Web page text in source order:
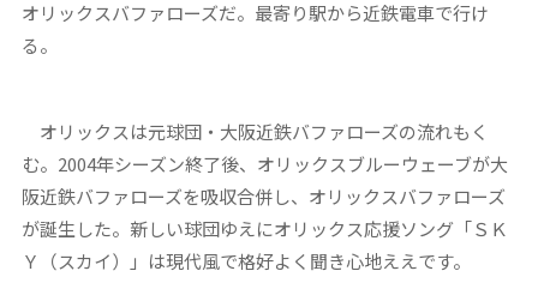
オリックスバファローズだ。最寄り駅から近鉄電車で行け
る。
オリックスは元球団・大阪近鉄バファローズの流れもく
む。2004年シーズン終了後、オリックスブルーウェーブが大
阪近鉄バファローズを吸収合併し、オリックスバファローズ
が誕生した。新しい球団ゆえにオリックス応援ソング「ＳＫ
Ｙ（スカイ）」は現代風で格好よく聞き心地ええです。